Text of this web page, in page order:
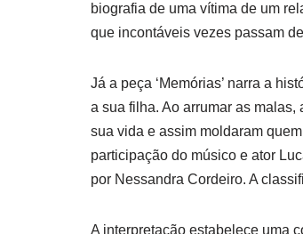
biografia de uma vítima de um
que incontáveis vezes passam
Já a peça ‘Memórias’ narra a
a sua filha. Ao arrumar as
sua vida e assim moldaram
participação do músico e ator
por Nessandra Cordeiro. A
A interpretação estabelece uma